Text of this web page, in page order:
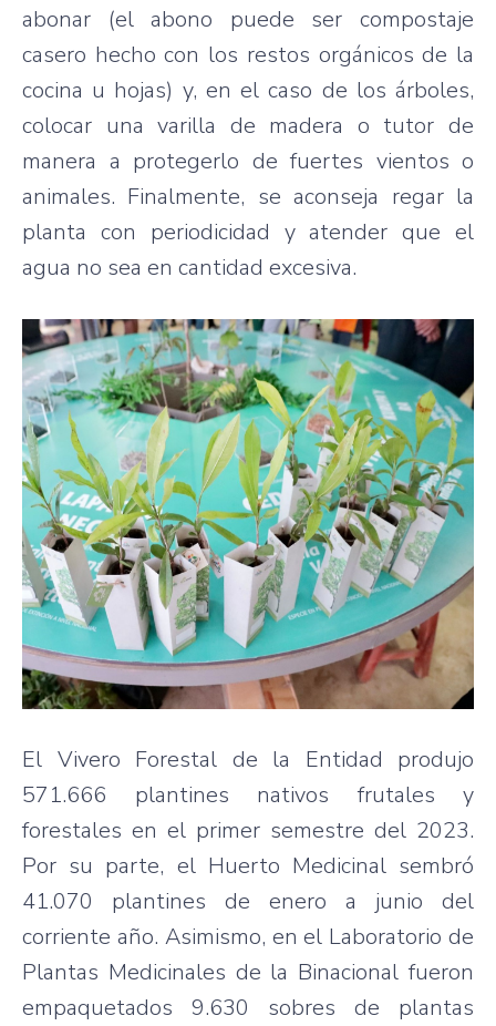
abonar (el abono puede ser compostaje
casero hecho con los restos orgánicos de la
cocina u hojas) y, en el caso de los árboles,
colocar una varilla de madera o tutor de
manera a protegerlo de fuertes vientos o
animales. Finalmente, se aconseja regar la
planta con periodicidad y atender que el
agua no sea en cantidad excesiva.
El Vivero Forestal de la Entidad produjo
571.666 plantines nativos frutales y
forestales en el primer semestre del 2023.
Por su parte, el Huerto Medicinal sembró
41.070 plantines de enero a junio del
corriente año. Asimismo, en el Laboratorio de
Plantas Medicinales de la Binacional fueron
empaquetados 9.630 sobres de plantas